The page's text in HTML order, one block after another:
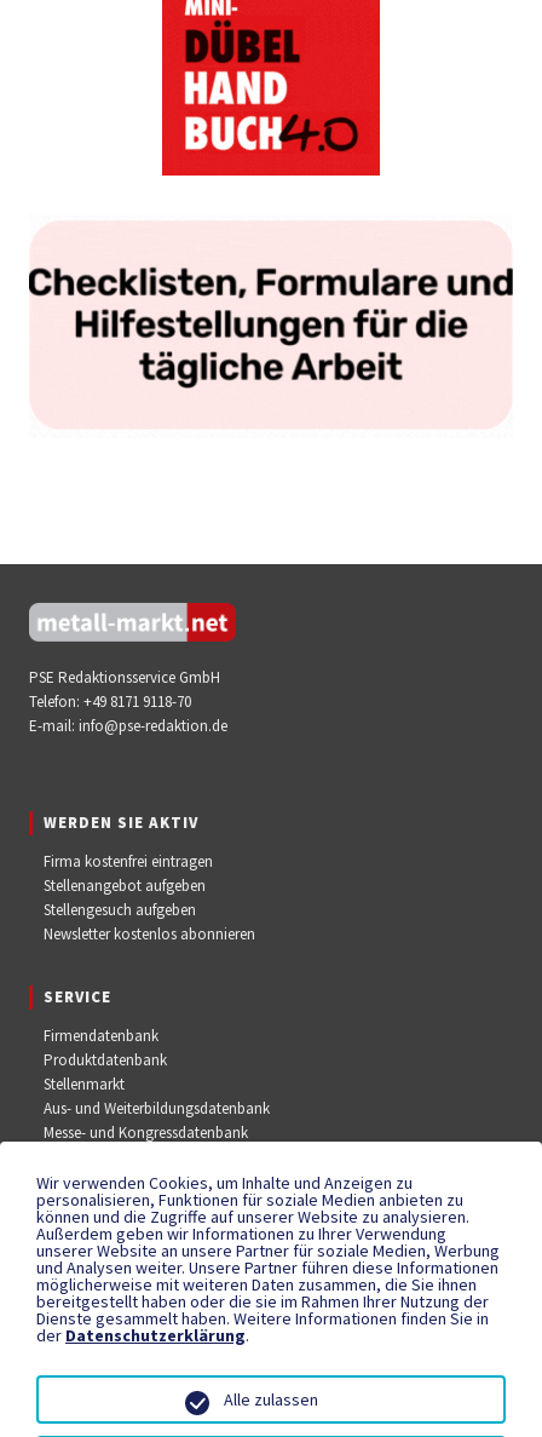
PSE Redaktionsservice GmbH
Telefon: +49 8171 9118-70
E-mail: info@pse-redaktion.de
WERDEN SIE AKTIV
Firma kostenfrei eintragen
Stellenangebot aufgeben
Stellengesuch aufgeben
Newsletter kostenlos abonnieren
SERVICE
Firmendatenbank
Produktdatenbank
Stellenmarkt
Aus- und Weiterbildungsdatenbank
Messe- und Kongressdatenbank
SOCIAL MEDIA
Facebook
YouTube
Instagram
RECHTLICHES
Datenschutzerklärung
Teilnahmebedingungen
Impressum
Wir verwenden Cookies, um Inhalte und Anzeigen zu
personalisieren, Funktionen für soziale Medien anbieten zu
können und die Zugriffe auf unserer Website zu analysieren.
Außerdem geben wir Informationen zu Ihrer Verwendung
unserer Website an unsere Partner für soziale Medien, Werbung
und Analysen weiter. Unsere Partner führen diese Informationen
möglicherweise mit weiteren Daten zusammen, die Sie ihnen
bereitgestellt haben oder die sie im Rahmen Ihrer Nutzung der
Dienste gesammelt haben. Weitere Informationen finden Sie in
der Datenschutzerklärung.
Alle zulassen